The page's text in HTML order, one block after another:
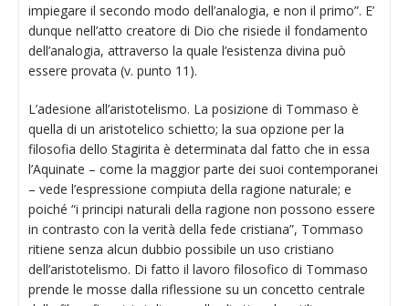
impiegare il secondo modo dell’analogia, e non il primo”. E’
dunque nell’atto creatore di Dio che risiede il fondamento
dell’analogia, attraverso la quale l’esistenza divina può
essere provata (v. punto 11).
L’adesione all’aristotelismo. La posizione di Tommaso è
quella di un aristotelico schietto; la sua opzione per la
filosofia dello Stagirita è determinata dal fatto che in essa
l’Aquinate – come la maggior parte dei suoi contemporanei
– vede l’espressione compiuta della ragione naturale; e
poiché “i principi naturali della ragione non possono essere
in contrasto con la verità della fede cristiana”, Tommaso
ritiene senza alcun dubbio possibile un uso cristiano
dell’aristotelismo. Di fatto il lavoro filosofico di Tommaso
prende le mosse dalla riflessione su un concetto centrale